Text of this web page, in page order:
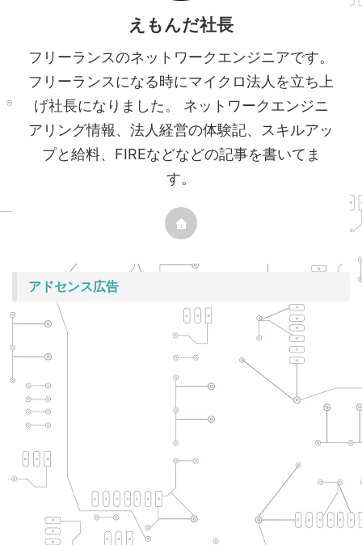
えもんだ社長
フリーランスのネットワークエンジニアです。
フリーランスになる時にマイクロ法人を立ち上
げ社長になりました。 ネットワークエンジニ
アリング情報、法人経営の体験記、スキルアッ
プと給料、FIREなどなどの記事を書いてま
す。
アドセンス広告